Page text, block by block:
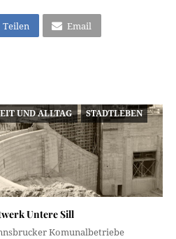
Teilen Email
UND ALLTAG STADTLEBEN
Untere Sill
Komunalbetriebe